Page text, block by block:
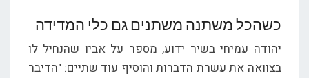
כשהכל משתנה משתנים גם כלי המדידה
יהודה עמיחי בשיר ידוע, מספר על אביו שהנחיל לו
בצוואה את עשרת הדברות והוסיף עוד שתיים: "הדיבר